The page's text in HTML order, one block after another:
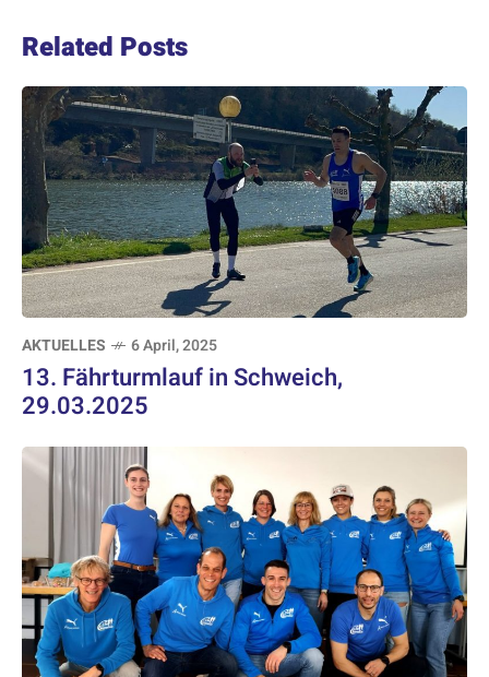
Related Posts
AKTUELLES 6 April, 2025
13. Fährturmlauf in Schweich,
29.03.2025